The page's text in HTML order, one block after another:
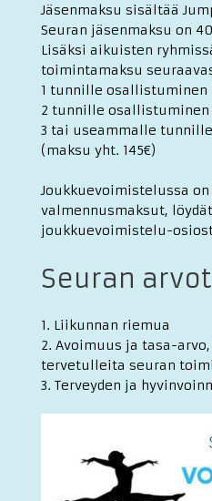
Jäsenmaksu sisältää
Seuran jäsenmaksu on
Lisäksi aikuisten
toimintamaksu
1 tunnille osallistuminen
2 tunnille osallistuminen
3 tai useammalle
(maksu yht. 145€)
Joukkuevoimistelussa
valmennusmaksut,
joukkuevoimistelu-
Seuran arvot
1. Liikunnan riemua
2. Avoimuus ja tasa-
tervetulleita seuran
3. Terveyden ja